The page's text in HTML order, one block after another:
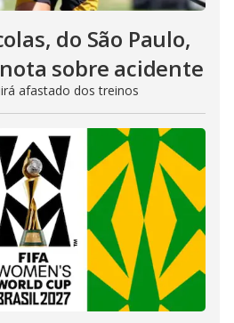
do São Paulo,
sobre acidente
afastado dos treinos